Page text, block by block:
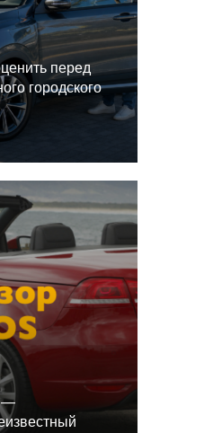
перед
городского
—